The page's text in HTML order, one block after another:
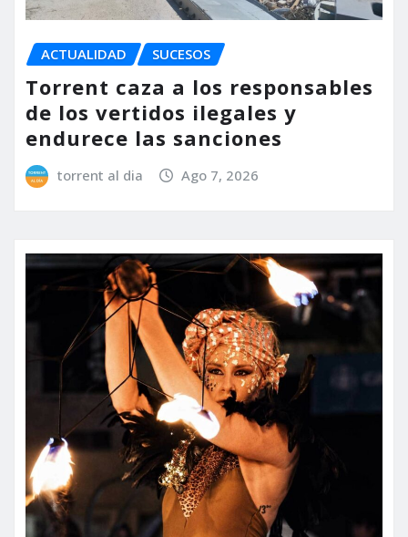
ACTUALIDAD SUCESOS
Torrent caza a los responsables
de los vertidos ilegales y
endurece las sanciones
torrent al dia Ago 7, 2026